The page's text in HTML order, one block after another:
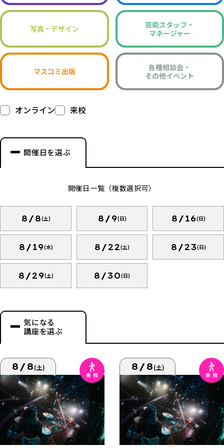
写真・デザイン
芸能スタッフ・
マネージャー
マスコミ出版
各種相談会・
その他イベント
オンライン 来校
開催日を選ぶ
開催日一覧（複数選択可）
8/8(土) 8/9(日) 8/16(日)
8/19(水) 8/22(土) 8/23(日)
8/29(土) 8/30(日)
気になる
講座を選ぶ
8/8(土) 8/8(土)